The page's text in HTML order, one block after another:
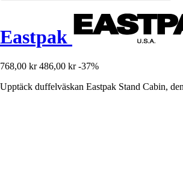
Eastpak
768,00 kr 486,00 kr -37%
Upptäck duffelväskan Eastpak Stand Cabin,